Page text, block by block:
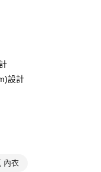
付方式。 讓您購物簡單
轉至「AFTEE先享後付」
結帳。
有效，需透過AFTEE先享
面顯示為準，若有關於
環箱包裝寄出
循環箱包裝寄出
設計
內衣